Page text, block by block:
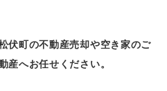
伏町の不動産売却や空き家のご
産へお任せください。